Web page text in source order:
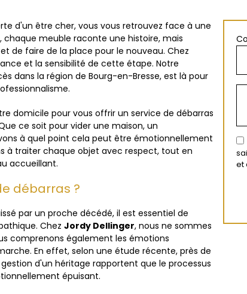
d'un être cher, vous vous retrouvez face à une
meuble raconte une histoire, mais
de faire de la place pour le nouveau. Chez
et la sensibilité de cette étape. Notre
dans la région de Bourg-en-Bresse, est là pour
domicile pour vous offrir un service de débarras
ce soit pour vider une maison, un
à quel point cela peut être émotionnellement
à traiter chaque objet avec respect, tout en
accueillant.
débarras ?
par un proche décédé, il est essentiel de
Chez Jordy Dellinger, nous ne sommes
comprenons également les émotions
En effet, selon une étude récente, près de
d'un héritage rapportent que le processus
épuisant.
et